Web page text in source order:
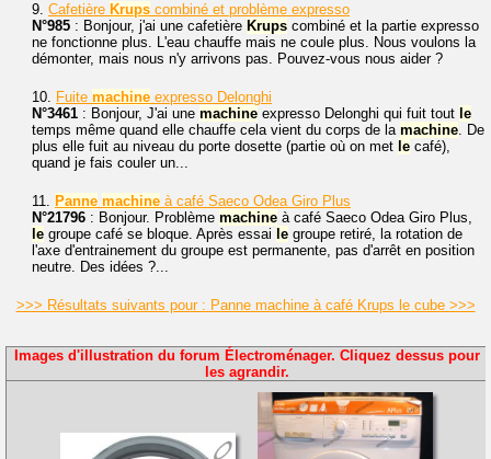
9. Cafetière Krups combiné et problème expresso
N°985 : Bonjour, j'ai une cafetière Krups combiné et la partie expresso
ne fonctionne plus. L'eau chauffe mais ne coule plus. Nous voulons la
démonter, mais nous n'y arrivons pas. Pouvez-vous nous aider ?
10. Fuite machine expresso Delonghi
N°3461 : Bonjour, J'ai une machine expresso Delonghi qui fuit tout le
temps même quand elle chauffe cela vient du corps de la machine. De
plus elle fuit au niveau du porte dosette (partie où on met le café),
quand je fais couler un...
11. Panne machine à café Saeco Odea Giro Plus
N°21796 : Bonjour. Problème machine à café Saeco Odea Giro Plus,
le groupe café se bloque. Après essai le groupe retiré, la rotation de
l'axe d'entrainement du groupe est permanente, pas d'arrêt en position
neutre. Des idées ?...
>>> Résultats suivants pour : Panne machine à café Krups le cube >>>
Images d'illustration du forum Électroménager. Cliquez dessus pour
les agrandir.